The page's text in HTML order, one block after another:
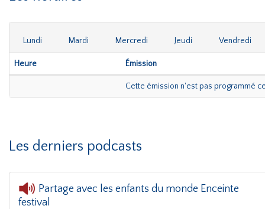
Lundi Mardi Mercredi Jeudi Vendredi
Heure Émission
Cette émission n'est pas programmé
Les derniers podcasts
Partage avec les enfants du monde Enceinte
festival